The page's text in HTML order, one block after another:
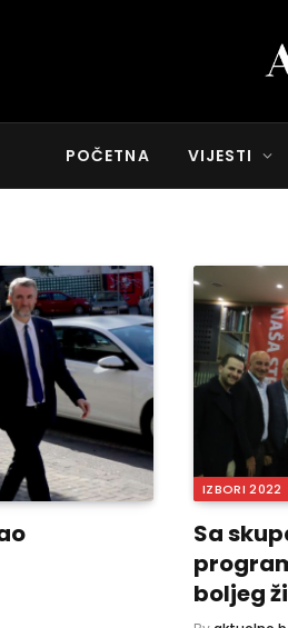
POČETNA VIJESTI
IZBORI 2022
Sa
boljeg